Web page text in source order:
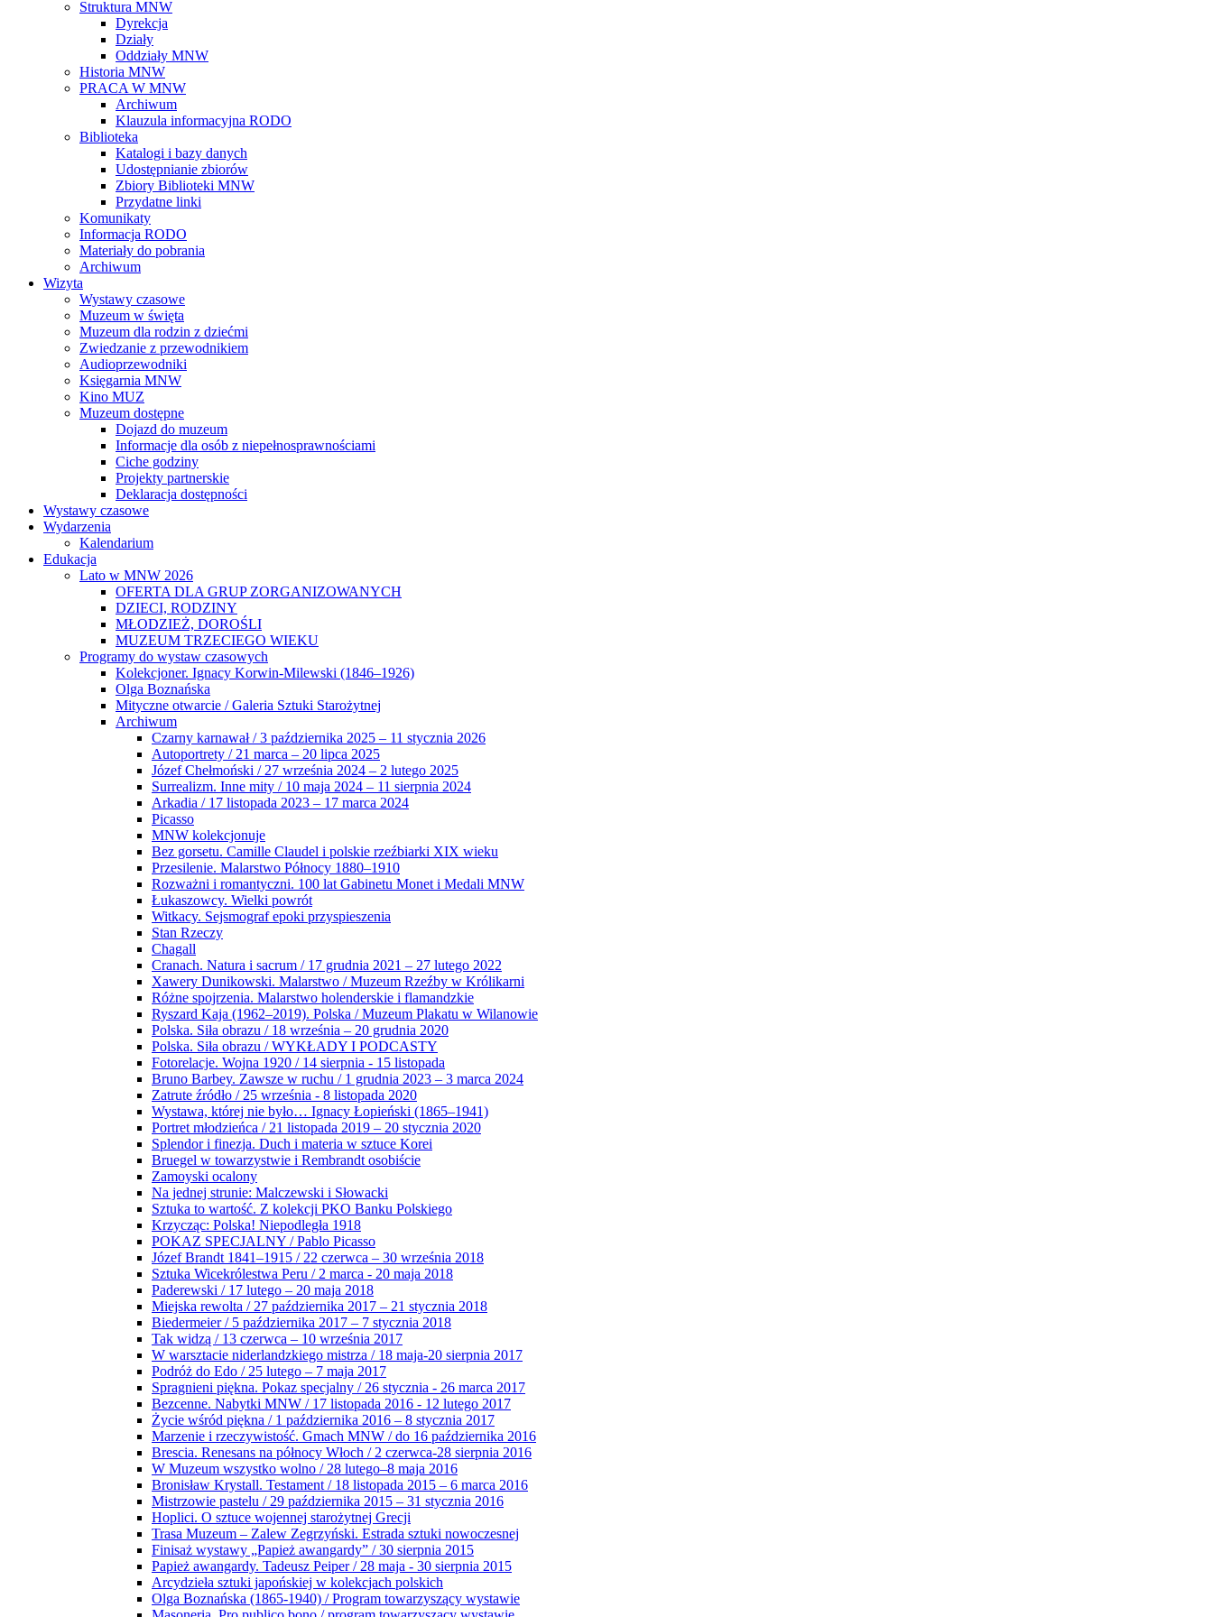
Struktura MNW
Dyrekcja
Działy
Oddziały MNW
Historia MNW
PRACA W MNW
Archiwum
Klauzula informacyjna RODO
Biblioteka
Katalogi i bazy danych
Udostępnianie zbiorów
Zbiory Biblioteki MNW
Przydatne linki
Komunikaty
Informacja RODO
Materiały do pobrania
Archiwum
Wizyta
Wystawy czasowe
Muzeum w święta
Muzeum dla rodzin z dziećmi
Zwiedzanie z przewodnikiem
Audioprzewodniki
Księgarnia MNW
Kino MUZ
Muzeum dostępne
Dojazd do muzeum
Informacje dla osób z niepełnosprawnościami
Ciche godziny
Projekty partnerskie
Deklaracja dostępności
Wystawy czasowe
Wydarzenia
Kalendarium
Edukacja
Lato w MNW 2026
OFERTA DLA GRUP ZORGANIZOWANYCH
DZIECI, RODZINY
MŁODZIEŻ, DOROŚLI
MUZEUM TRZECIEGO WIEKU
Programy do wystaw czasowych
Kolekcjoner. Ignacy Korwin-Milewski (1846–1926)
Olga Boznańska
Mityczne otwarcie / Galeria Sztuki Starożytnej
Archiwum
Czarny karnawał / 3 października 2025 – 11 stycznia 2026
Autoportrety / 21 marca – 20 lipca 2025
Józef Chełmoński / 27 września 2024 – 2 lutego 2025
Surrealizm. Inne mity / 10 maja 2024 – 11 sierpnia 2024
Arkadia / 17 listopada 2023 – 17 marca 2024
Picasso
MNW kolekcjonuje
Bez gorsetu. Camille Claudel i polskie rzeźbiarki XIX wieku
Przesilenie. Malarstwo Północy 1880–1910
Rozważni i romantyczni. 100 lat Gabinetu Monet i Medali MNW
Łukaszowcy. Wielki powrót
Witkacy. Sejsmograf epoki przyspieszenia
Stan Rzeczy
Chagall
Cranach. Natura i sacrum / 17 grudnia 2021 – 27 lutego 2022
Xawery Dunikowski. Malarstwo / Muzeum Rzeźby w Królikarni
Różne spojrzenia. Malarstwo holenderskie i flamandzkie
Ryszard Kaja (1962–2019). Polska / Muzeum Plakatu w Wilanowie
Polska. Siła obrazu / 18 września – 20 grudnia 2020
Polska. Siła obrazu / WYKŁADY I PODCASTY
Fotorelacje. Wojna 1920 / 14 sierpnia - 15 listopada
Bruno Barbey. Zawsze w ruchu / 1 grudnia 2023 – 3 marca 2024
Zatrute źródło / 25 września - 8 listopada 2020
Wystawa, której nie było… Ignacy Łopieński (1865–1941)
Portret młodzieńca / 21 listopada 2019 – 20 stycznia 2020
Splendor i finezja. Duch i materia w sztuce Korei
Bruegel w towarzystwie i Rembrandt osobiście
Zamoyski ocalony
Na jednej strunie: Malczewski i Słowacki
Sztuka to wartość. Z kolekcji PKO Banku Polskiego
Krzycząc: Polska! Niepodległa 1918
POKAZ SPECJALNY / Pablo Picasso
Józef Brandt 1841–1915 / 22 czerwca – 30 września 2018
Sztuka Wicekrólestwa Peru / 2 marca - 20 maja 2018
Paderewski / 17 lutego – 20 maja 2018
Miejska rewolta / 27 października 2017 – 21 stycznia 2018
Biedermeier / 5 października 2017 – 7 stycznia 2018
Tak widzą / 13 czerwca – 10 września 2017
W warsztacie niderlandzkiego mistrza / 18 maja-20 sierpnia 2017
Podróż do Edo / 25 lutego – 7 maja 2017
Spragnieni piękna. Pokaz specjalny / 26 stycznia - 26 marca 2017
Bezcenne. Nabytki MNW / 17 listopada 2016 - 12 lutego 2017
Życie wśród piękna / 1 października 2016 – 8 stycznia 2017
Marzenie i rzeczywistość. Gmach MNW / do 16 października 2016
Brescia. Renesans na północy Włoch / 2 czerwca-28 sierpnia 2016
W Muzeum wszystko wolno / 28 lutego–8 maja 2016
Bronisław Krystall. Testament / 18 listopada 2015 – 6 marca 2016
Mistrzowie pastelu / 29 października 2015 – 31 stycznia 2016
Hoplici. O sztuce wojennej starożytnej Grecji
Trasa Muzeum – Zalew Zegrzyński. Estrada sztuki nowoczesnej
Finisaż wystawy „Papież awangardy” / 30 sierpnia 2015
Papież awangardy. Tadeusz Peiper / 28 maja - 30 sierpnia 2015
Arcydzieła sztuki japońskiej w kolekcjach polskich
Olga Boznańska (1865-1940) / Program towarzyszący wystawie